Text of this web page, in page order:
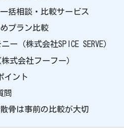
括相談・比較サービス
プラン比較
ー（株式会社SPICE SERVE）
式会社フーフー）
ント
問
骨は事前の比較が大切